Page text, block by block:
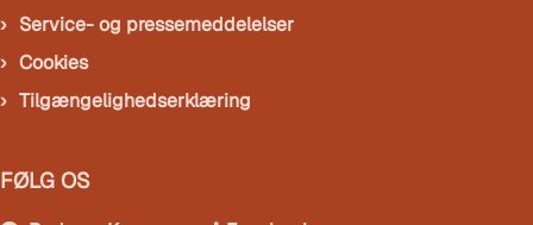
Service- og pressemeddelelser
Cookies
Tilgængelighedserklæring
FØLG OS